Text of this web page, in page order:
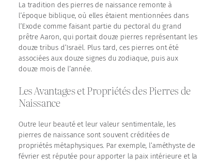
La tradition des pierres de naissance remonte à
l’époque biblique, où elles étaient mentionnées dans
l’Exode comme faisant partie du pectoral du grand
prêtre Aaron, qui portait douze pierres représentant les
douze tribus d’Israël. Plus tard, ces pierres ont été
associées aux douze signes du zodiaque, puis aux
douze mois de l’année.
Les Avantages et Propriétés des Pierres de
Naissance
Outre leur beauté et leur valeur sentimentale, les
pierres de naissance sont souvent créditées de
propriétés métaphysiques. Par exemple, l’améthyste de
février est réputée pour apporter la paix intérieure et la